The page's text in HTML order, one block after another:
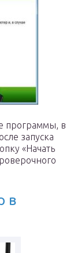
программы, в
запуска
«Начать
в